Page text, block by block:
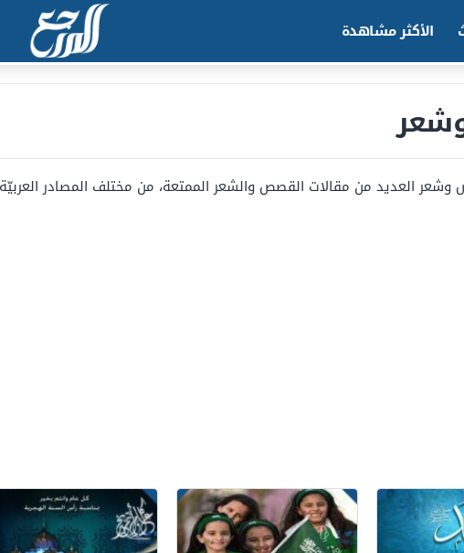
الأكثر مشاهدة
العديد من مقالات القصص والشعر الممتعة، من مختلف المصادر العربيّة